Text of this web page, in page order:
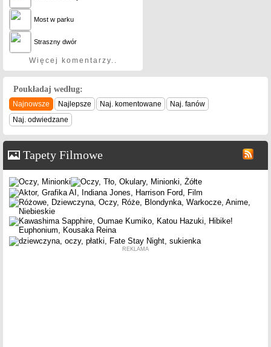
Most w parku
Straszny dwór
Więcej komentarzy..
Poukładaj według:
Najnowsze Najlepsze Naj. komentowane
Naj. fanów
Naj. odwiedzane
Tapety Filmowe
REKLAMA